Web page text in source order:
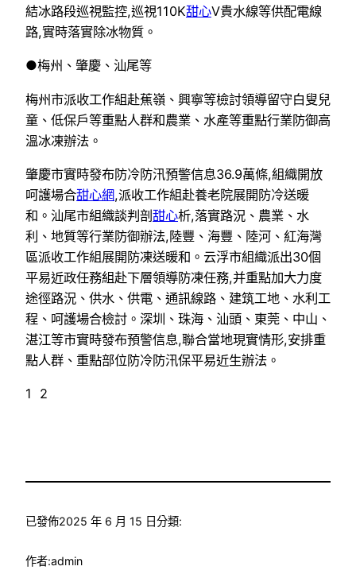
結冰路段巡視監控,巡視110K甜心V貴水線等供配電線
路,實時落實除冰物質。
●梅州、肇慶、汕尾等
梅州市派收工作組赴蕉嶺、興寧等檢討領導留守白叟兒
童、低保戶等重點人群和農業、水產等重點行業防御高
溫冰凍辦法。
肇慶市實時發布防冷防汛預警信息36.9萬條,組織開放
呵護場合甜心網,派收工作組赴養老院展開防冷送暖
和。汕尾市組織談判剖甜心析,落實路況、農業、水
利、地質等行業防御辦法,陸豐、海豐、陸河、紅海灣
區派收工作組展開防凍送暖和。云浮市組織派出30個
平易近政任務組赴下層領導防凍任務,并重點加大力度
途徑路況、供水、供電、通訊線路、建筑工地、水利工
程、呵護場合檢討。深圳、珠海、汕頭、東莞、中山、
湛江等市實時發布預警信息,聯合當地現實情形,安排重
點人群、重點部位防冷防汛保平易近生辦法。
1 2
已發佈2025 年 6 月 15 日分類:
作者:admin